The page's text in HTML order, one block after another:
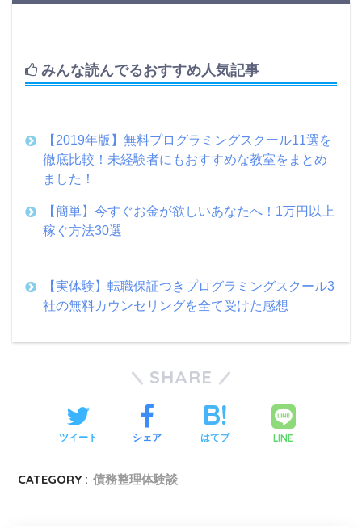
みんな読んでるおすすめ人気記事
【2019年版】無料プログラミングスクール11選を
徹底比較！未経験者にもおすすめな教室をまとめ
ました！
【簡単】今すぐお金が欲しいあなたへ！1万円以上
稼ぐ方法30選
【実体験】転職保証つきプログラミングスクール3
社の無料カウンセリングを全て受けた感想
SHARE
ツイート シェア はてブ LINE
CATEGORY : 債務整理体験談